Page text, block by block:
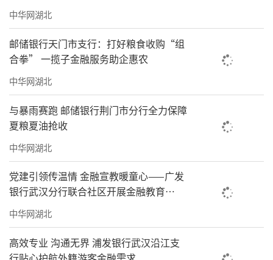
中华网湖北
邮储银行天门市支行：打好粮食收购“组
合拳” 一揽子金融服务助企惠农
中华网湖北
与暴雨赛跑 邮储银行荆门市分行全力保障
夏粮夏油抢收
中华网湖北
党建引领传温情 金融宣教暖童心——广发
银行武汉分行联合社区开展金融教育
暨“六一”特需儿童慰问活动
中华网湖北
高效专业 沟通无界 浦发银行武汉沿江支